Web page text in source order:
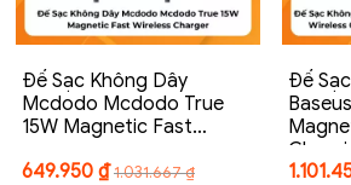
Đế Sạc Không Dây
Mcdodo Mcdodo True
15W Magnetic Fast…
649.950 ₫1.031.667₫
Đế